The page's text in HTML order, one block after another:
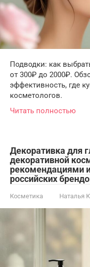
Подводки: как
от 300₽ до 2000₽.
эффективность, где
косметологов.
Читать полностью
Декоративка для
декоративной
рекомендациями
российских
Косметика Наталья